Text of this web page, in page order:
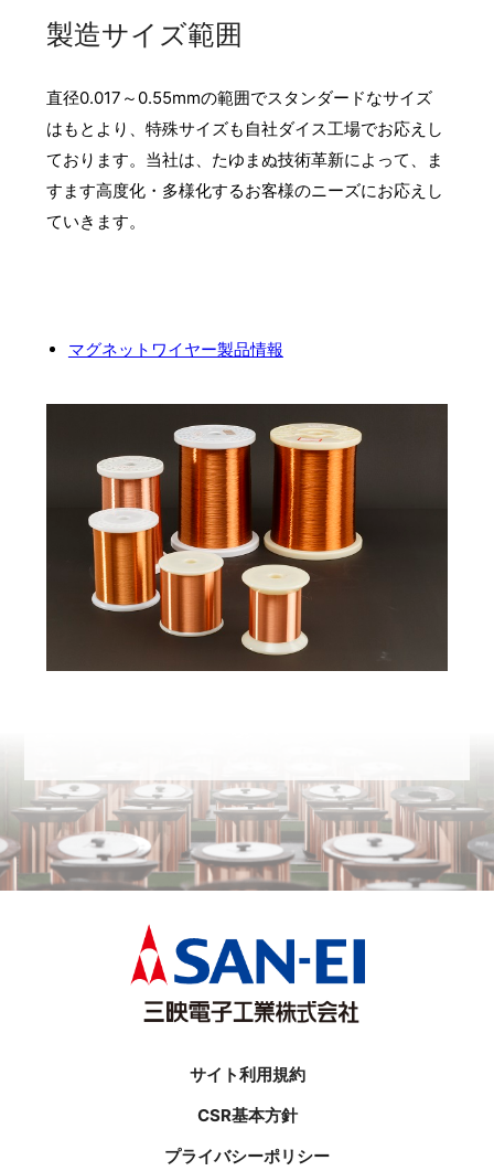
製造サイズ範囲
直径0.017～0.55mmの範囲でスタンダードなサイズ
はもとより、特殊サイズも自社ダイス工場でお応えし
ております。当社は、たゆまぬ技術革新によって、ま
すます高度化・多様化するお客様のニーズにお応えし
ていきます。
マグネットワイヤー製品情報
サイト利用規約
CSR基本方針
プライバシーポリシー